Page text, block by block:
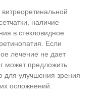
наличие
в стекловидное
Если
лечение не дает
может предложить
для улучшения зрения
осложнений.